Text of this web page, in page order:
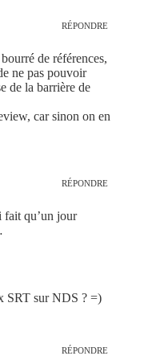
RÉPONDRE
de références,
ne pas pouvoir
de la barrière de
car sinon on en
RÉPONDRE
fait qu’un jour
SRT sur NDS ? =)
RÉPONDRE